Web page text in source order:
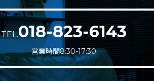
TEL.018-823-6143
営業時間8:30-17:30